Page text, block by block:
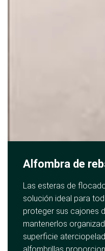
Alfombra de
Las esteras de
solución ideal para
proteger sus cajones
mantenerlos
superficie